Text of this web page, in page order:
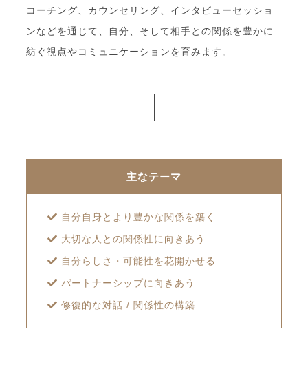
コーチング、カウンセリング、インタビューセッショ
ンなどを通じて、自分、そして相手との関係を豊かに
紡ぐ視点やコミュニケーションを育みます。
主なテーマ
自分自身とより豊かな関係を築く
大切な人との関係性に向きあう
自分らしさ・可能性を花開かせる
パートナーシップに向きあう
修復的な対話 / 関係性の構築